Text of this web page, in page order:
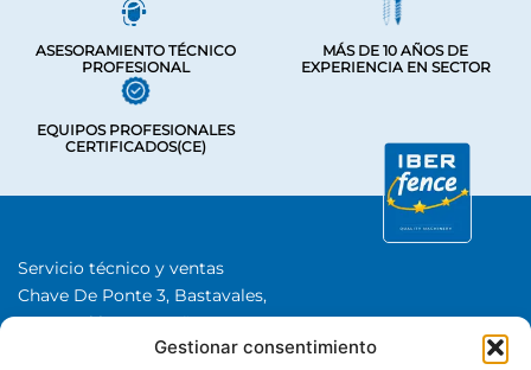
Gestionar consentimiento
ASESORAMIENTO TÉCNICO
PROFESIONAL
MÁS DE 10 AÑOS DE
EXPERIENCIA EN SECTOR
EQUIPOS PROFESIONALES
CERTIFICADOS(CE)
Servicio técnico y ventas
Chave De Ponte 3, Bastavales,
15280 Brión, A Coruña
Iberfence SL I NIF: B74417890